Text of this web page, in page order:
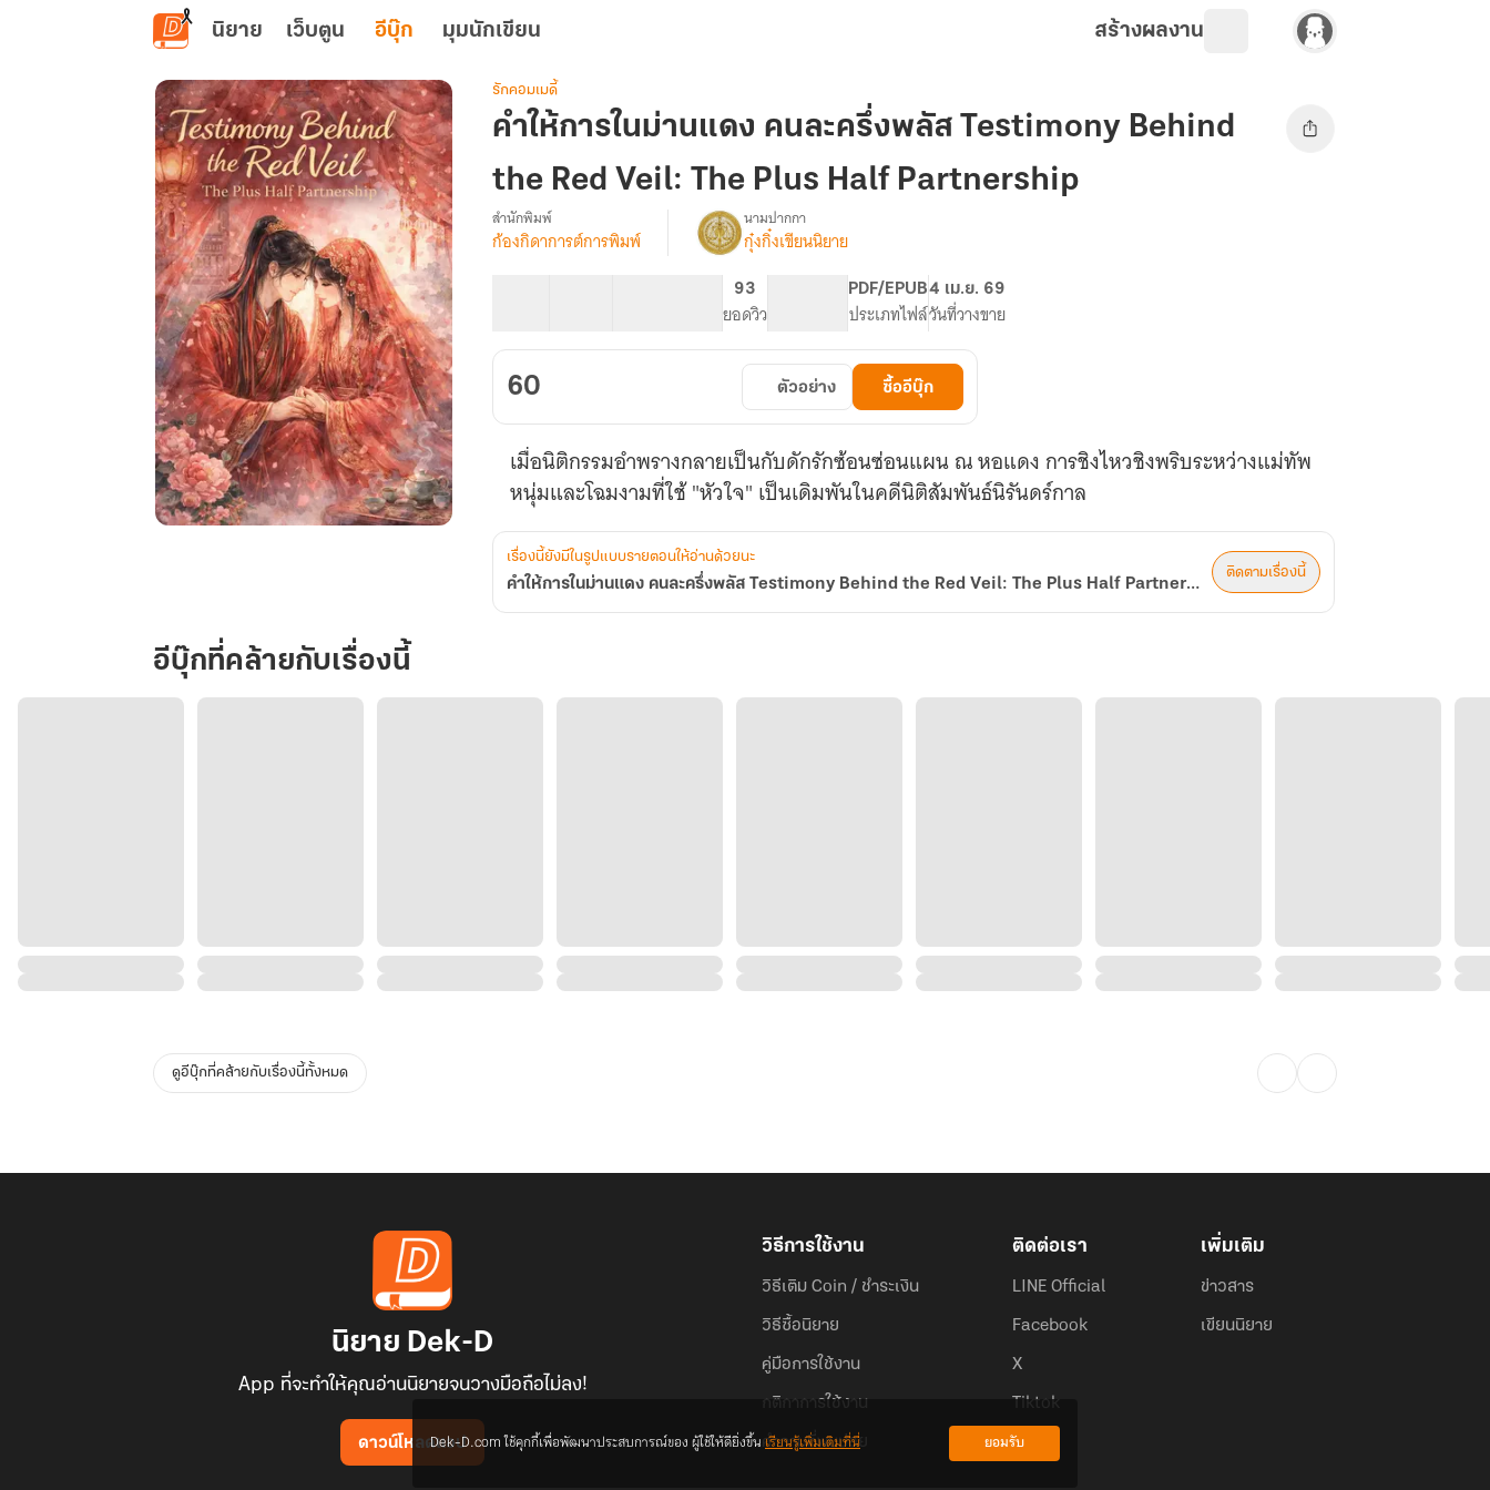
ข้ามไปยังเนื้อหาหลัก
นิยาย เว็บตูน อีบุ๊ก มุมนักเขียน สร้างผลงาน
แดง
คนละ
ครึ่ง
Half
Partnership
รักคอมเมดี้
คำให้การในม่านแดง คนละครึ่งพลัส Testimony Behind
the Red Veil: The Plus Half Partnership
เรื่อง
แดง
คนละ
ครึ่ง
พลัส
Behind
the
Red
Veil:
The
Plus
Half
Partnership
สำนักพิมพ์
ก้องกิดาการต์การพิมพ์
นามปากกา
กุ๋งกิ๋งเขียนนิยาย
93
ยอดวิว
PDF/EPUB
ประเภทไฟล์
4 เม.ย. 69
วันที่วางขาย
60 ตัวอย่าง ซื้ออีบุ๊ก
เมื่อนิติกรรมอำพรางกลายเป็นกับดักรักซ้อนซ่อนแผน ณ หอแดง การชิงไหวชิงพริบระหว่างแม่ทัพ
หนุ่มและโฉมงามที่ใช้ "หัวใจ" เป็นเดิมพันในคดีนิติสัมพันธ์นิรันดร์กาล
เรื่องนี้ยังมีในรูปแบบรายตอนให้อ่านด้วยนะ
คำให้การในม่านแดง คนละครึ่งพลัส Testimony Behind the Red Veil: The Plus Half Partnership
ติดตามเรื่องนี้
อีบุ๊กที่คล้ายกับเรื่องนี้
ดูอีบุ๊กที่คล้ายกับเรื่องนี้ทั้งหมด
นิยาย Dek-D
App ที่จะทำให้คุณอ่านนิยายจนวางมือถือไม่ลง!
ดาวน์โหลดแอป
วิธีการใช้งาน
วิธีเติม Coin / ชำระเงิน
วิธีซื้อนิยาย
คู่มือการใช้งาน
กติกาการใช้งาน
คำถามที่พบบ่อย
ติดต่อเรา
LINE Official
Facebook
X
Tiktok
เพิ่มเติม
ข่าวสาร
เขียนนิยาย
Dek-D.com ใช้คุกกี้เพื่อพัฒนาประสบการณ์ของ ผู้ใช้ให้ดียิ่งขึ้นเรียนรู้เพิ่มเติมที่นี่ ยอมรับ